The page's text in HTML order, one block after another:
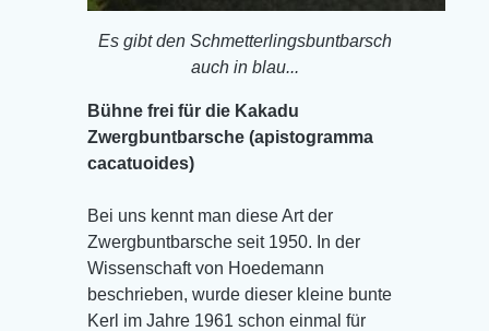
Es gibt den Schmetterlingsbuntbarsch
auch in blau...
Bühne frei für die Kakadu
Zwergbuntbarsche (apistogramma
cacatuoides)
Bei uns kennt man diese Art der
Zwergbuntbarsche seit 1950. In der
Wissenschaft von Hoedemann
beschrieben, wurde dieser kleine bunte
Kerl im Jahre 1961 schon einmal für